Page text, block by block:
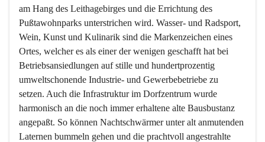
am Hang des Leithagebirges und die Errichtung des
Pußtawohnparks unterstrichen wird. Wasser- und Radsport,
Wein, Kunst und Kulinarik sind die Markenzeichen eines
Ortes, welcher es als einer der wenigen geschafft hat bei
Betriebsansiedlungen auf stille und hundertprozentig
umweltschonende Industrie- und Gewerbebetriebe zu
setzen. Auch die Infrastruktur im Dorfzentrum wurde
harmonisch an die noch immer erhaltene alte Bausbustanz
angepaßt. So können Nachtschwärmer unter alt anmutenden
Laternen bummeln gehen und die prachtvoll angestrahlte